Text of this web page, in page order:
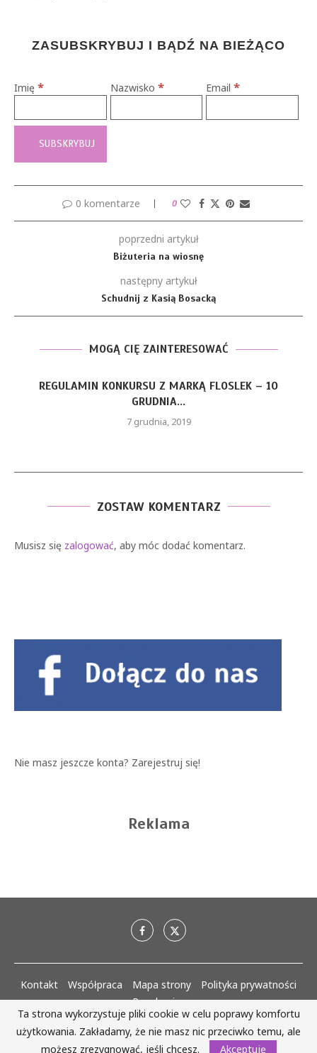
ZASUBSKRYBUJ I BĄDŹ NA BIEŻĄCO
Imię * Nazwisko * Email*
0 komentarze 0
poprzedni artykuł
Biżuteria na wiosnę
następny artykuł
Schudnij z Kasią Bosacką
MOGĄ CIĘ ZAINTERESOWAĆ
REGULAMIN KONKURSU Z MARKĄ FLOSLEK – 10
GRUDNIA...
7 grudnia, 2019
ZOSTAW KOMENTARZ
Musisz się zalogować, aby móc dodać komentarz.
Nie masz jeszcze konta? Zarejestruj się!
Reklama
Kontakt Współpraca Mapa strony
Polityka prywatności
Regulaminy
AlejaKobiet.pl @2020 - 2023 Wszystkie prawa zastrzeżone. | Realizacja:
www.woh.group
Ta strona wykorzystuje pliki cookie w celu poprawy komfortu
użytkowania. Zakładamy, że nie masz nic przeciwko temu, ale
możesz zrezygnować, jeśli chcesz.
Akceptuję